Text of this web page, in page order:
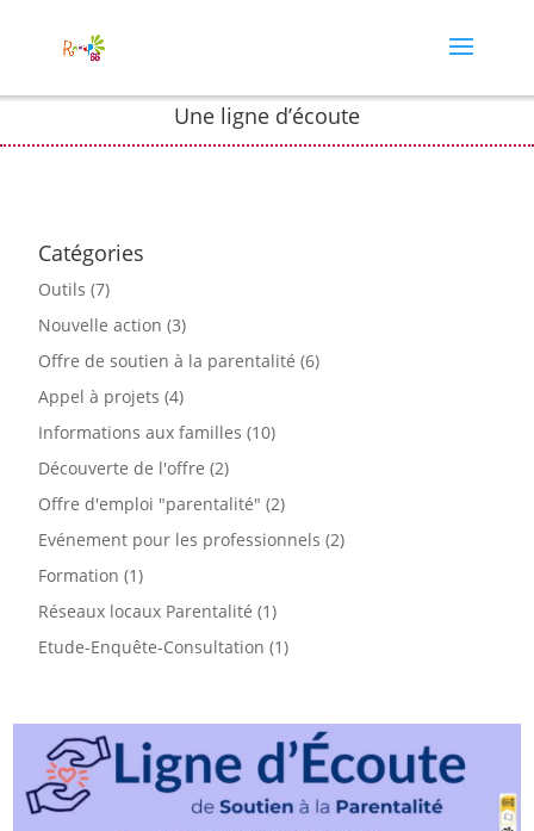
Une ligne d’écoute
Catégories
Outils (7)
Nouvelle action (3)
Offre de soutien à la parentalité (6)
Appel à projets (4)
Informations aux familles (10)
Découverte de l'offre (2)
Offre d'emploi "parentalité" (2)
Evénement pour les professionnels (2)
Formation (1)
Réseaux locaux Parentalité (1)
Etude-Enquête-Consultation (1)